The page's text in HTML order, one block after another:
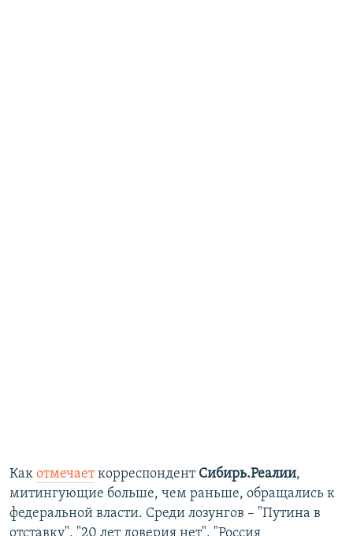
Как отмечаеткорреспондент Сибирь.Реалии,
митингующие больше, чем раньше, обращались к
федеральной власти. Среди лозунгов – "Путина в